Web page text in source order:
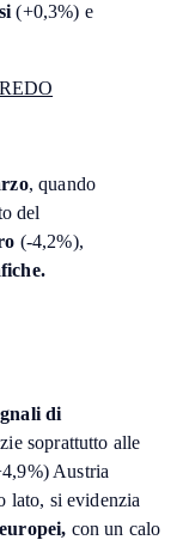
(+0,3%) e
, quando
del
(-4,2%),
di
soprattutto alle
Austria
lato, si evidenzia
con un calo